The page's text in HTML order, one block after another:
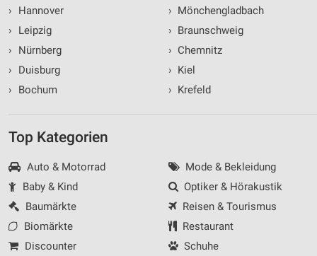
›
Hannover
›
Leipzig
›
Nürnberg
›
Duisburg
›
Bochum
› Mönchengladbach
› Braunschweig
› Chemnitz
› Kiel
› Krefeld
Top Kategorien
Auto & Motorrad
Baby & Kind
Baumärkte
Biomärkte
Discounter
Mode & Bekleidung
Optiker & Hörakustik
Reisen & Tourismus
Restaurant
Schuhe